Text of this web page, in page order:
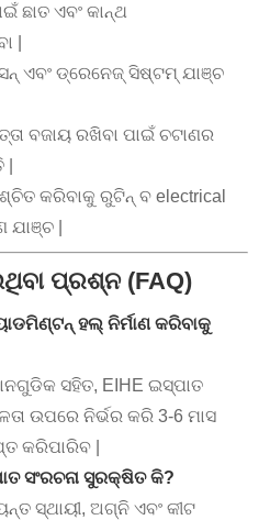
ଛାତ ଏବଂ କାନ୍ଥ
|
ଏବଂ ଡ୍ରେନେଜ୍ ସିଷ୍ଟମ୍ ଯାଞ୍ଚ
ବଜାୟ ରଖିବା ପାଇଁ ଚଟାଣର
କରିବାକୁ ରୁଟିନ୍ ବ electrical
|
ପ୍ରଶ୍ନ (FAQ)
ହଲ୍ ନିର୍ମାଣ କରିବାକୁ
ସହିତ, EIHE ଇସ୍ପାତ
ଉପରେ ନିର୍ଭର କରି 3-6 ମାସ
କରିପାରିବ |
ସଂରଚନା ସୁରକ୍ଷିତ କି?
ସ୍ଥାୟୀ, ଅଗ୍ନି ଏବଂ କୀଟ